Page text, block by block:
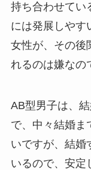
持ち合わせてい
には発展しやす
女性が、その後
れるのは嫌なの
AB型男子は、
で、中々結婚ま
いですが、結婚
いるので、安定